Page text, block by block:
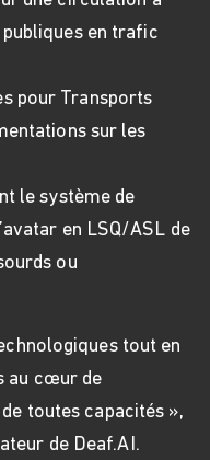
en trafic
pour Transports
sur les
le système de
en LSQ/ASL de
ou
tout en
au cœur de
toutes capacités »,
de Deaf.AI.